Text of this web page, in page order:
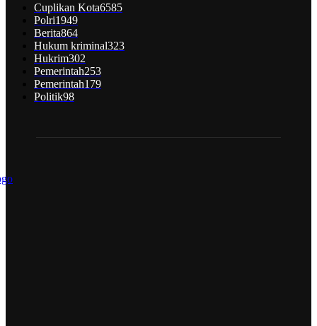
Cuplikan Kota6585
Polri1949
Berita864
Hukum kriminal323
Hukrim302
Pemerintah253
Pemerintah179
Politik98